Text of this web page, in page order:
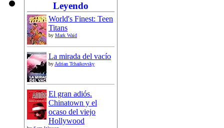
Leyendo
World's Finest: Teen
Titans
by Mark Waid
La mirada del vacío
byAdrian Tchaikovsky
El gran adiós.
Chinatown y el
ocaso del viejo
Hollywood